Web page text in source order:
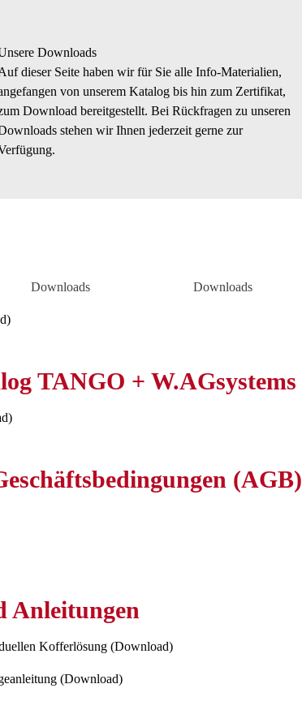
Downloads
dieser Seite haben wir für Sie alle Info-Materialien,
von unserem Katalog bis hin zum Zertifikat,
Download bereitgestellt. Bei Rückfragen zu unseren
stehen wir Ihnen jederzeit gerne zur
Downloads Downloads
TANGO + W.AGsystems
(AGB)
Anleitungen
Kofferlösung (Download)
(Download)